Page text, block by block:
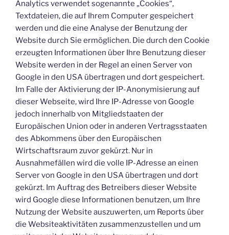
Analytics verwendet sogenannte „Cookies“,
Textdateien, die auf Ihrem Computer gespeichert
werden und die eine Analyse der Benutzung der
Website durch Sie ermöglichen. Die durch den Cookie
erzeugten Informationen über Ihre Benutzung dieser
Website werden in der Regel an einen Server von
Google in den USA übertragen und dort gespeichert.
Im Falle der Aktivierung der IP-Anonymisierung auf
dieser Webseite, wird Ihre IP-Adresse von Google
jedoch innerhalb von Mitgliedstaaten der
Europäischen Union oder in anderen Vertragsstaaten
des Abkommens über den Europäischen
Wirtschaftsraum zuvor gekürzt. Nur in
Ausnahmefällen wird die volle IP-Adresse an einen
Server von Google in den USA übertragen und dort
gekürzt. Im Auftrag des Betreibers dieser Website
wird Google diese Informationen benutzen, um Ihre
Nutzung der Website auszuwerten, um Reports über
die Websiteaktivitäten zusammenzustellen und um